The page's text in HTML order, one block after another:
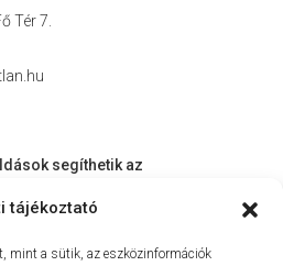
tájékoztató
mint a sütik, az eszközinformációk
Tér 7.
segíthetik az